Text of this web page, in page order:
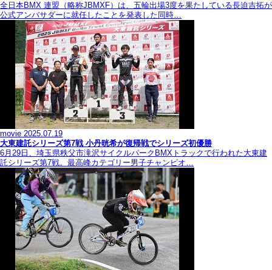
全日本BMX 連盟（略称JBMXF）は、五輪出場3度を果たしている長迫吉拓が
公式アンバサダーに就任したことを発表した同時…
movie 2025.07.19
大東建託シリーズ第7戦 ⼩丹晄希が復帰戦でシリーズ初優勝
6月29日、埼玉県秩父市滝沢サイクルパークBMXトラックで行われた大東建
託シリーズ第7戦。最高峰カテゴリー男子チャンピオ…